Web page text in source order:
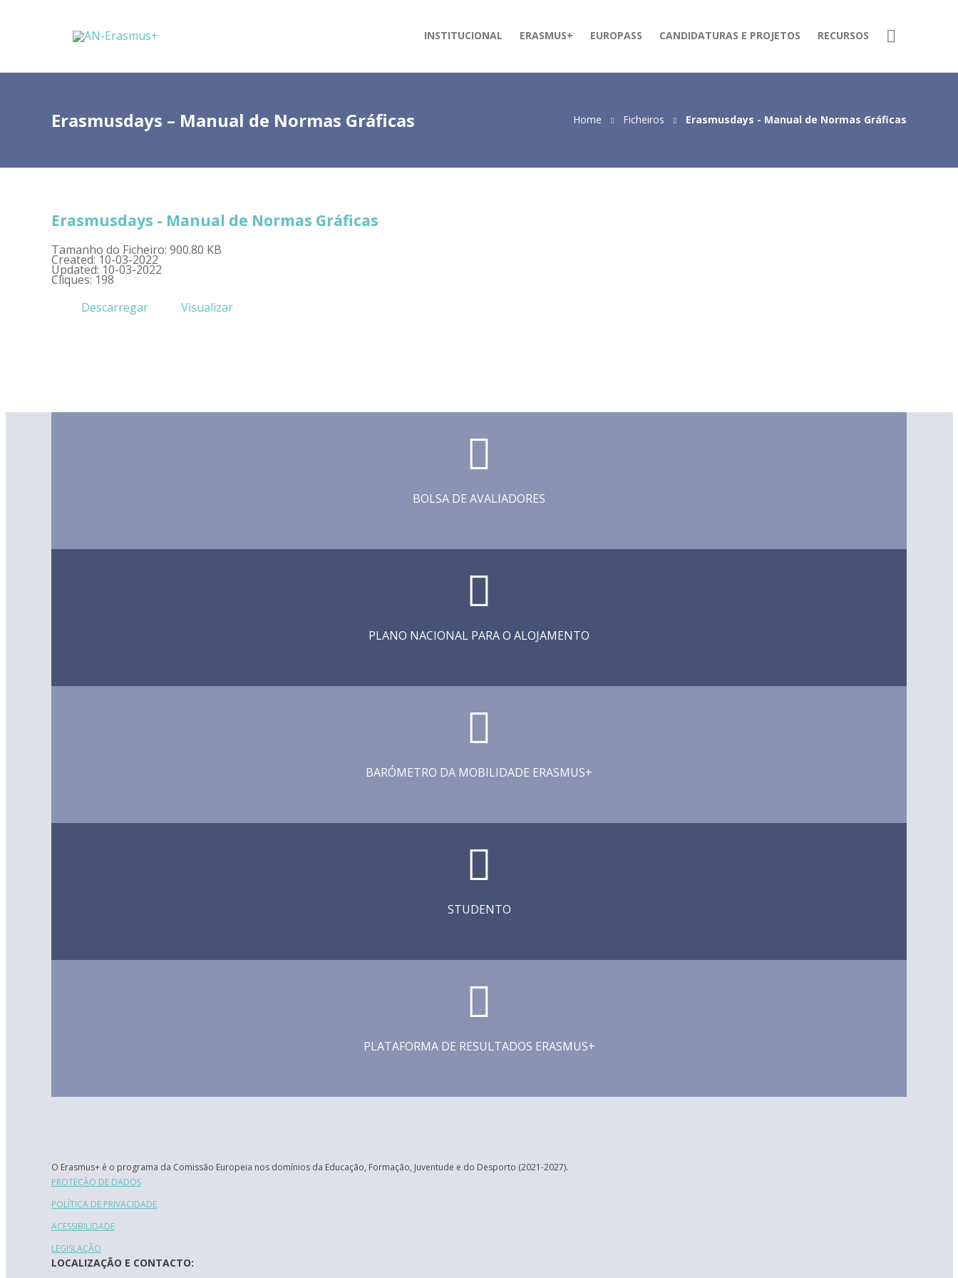
INSTITUCIONAL ERASMUS+ EUROPASS CANDIDATURAS E PROJETOS RECURSOS
Erasmusdays – Manual de Normas Gráficas Home Ficheiros Erasmusdays - Manual de Normas Gráficas
Erasmusdays - Manual de Normas Gráficas
Tamanho do Ficheiro: 900.80 KB
Created: 10-03-2022
Updated: 10-03-2022
Cliques: 198
Descarregar
Visualizar
BOLSA DE AVALIADORES
PLANO NACIONAL PARA O ALOJAMENTO
BARÓMETRO DA MOBILIDADE ERASMUS+
STUDENTO
PLATAFORMA DE RESULTADOS ERASMUS+
O Erasmus+ é o programa da Comissão Europeia nos domínios da Educação, Formação, Juventude e do Desporto (2021-2027).
PROTEÇÃO DE DADOS
POLÍTICA DE PRIVACIDADE
ACESSIBILIDADE
LEGISLAÇÃO
LOCALIZAÇÃO E CONTACTO: